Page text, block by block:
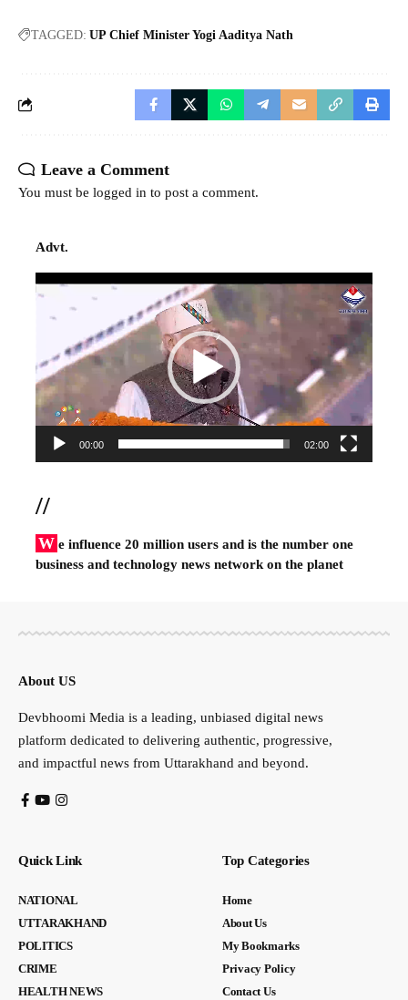
TAGGED: UP Chief Minister Yogi Aaditya Nath
Leave a Comment
You must be logged in to post a comment.
Advt.
Video
00:00 02:00
//
W e influence 20 million users and is the number one
business and technology news network on the planet
About US
Devbhoomi Media is a leading, unbiased digital news
platform dedicated to delivering authentic, progressive,
and impactful news from Uttarakhand and beyond.
Quick Link
NATIONAL
UTTARAKHAND
POLITICS
CRIME
HEALTH NEWS
Top Categories
Home
About Us
My Bookmarks
Privacy Policy
Contact Us